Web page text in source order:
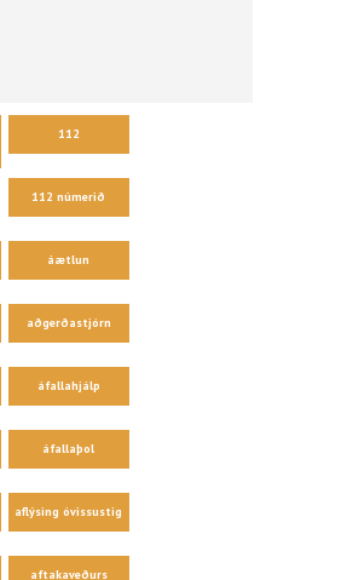
112
112 númerið
áætlun
aðgerðastjórn
áfallahjálp
áfallaþol
aflýsing óvissustig
aftakaveðurs